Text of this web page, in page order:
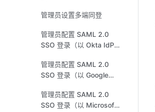
管理员设置多端同登
管理员配置 SAML 2.0
SSO 登录（以 Okta IdP
管理员配置 SAML 2.0
SSO 登录（以 Google
管理员配置 SAML 2.0
SSO 登录（以 Microsoft